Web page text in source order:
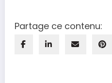
Partage ce contenu: